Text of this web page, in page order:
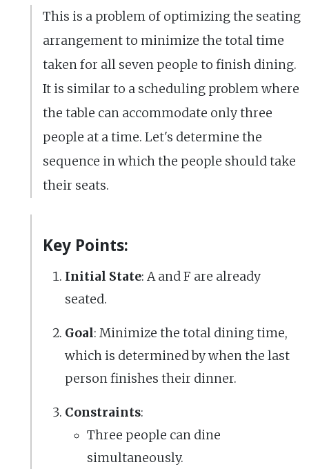
This is a problem of optimizing the seating
arrangement to minimize the total time
taken for all seven people to finish dining.
It is similar to a scheduling problem where
the table can accommodate only three
people at a time. Let's determine the
sequence in which the people should take
their seats.
Key Points:
Initial State: A and F are already
seated.
Goal: Minimize the total dining time,
which is determined by when the last
person finishes their dinner.
Constraints:
Three people can dine
simultaneously.